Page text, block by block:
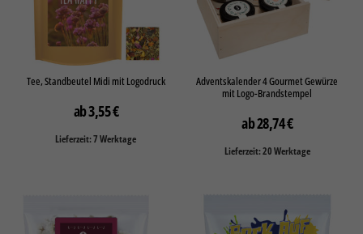
Tee, Standbeutel Midi mit Logodruck
3,55€
Lieferzeit: 7 Werktage
Adventskalender 4 Gourmet Gewürze
mit Logo-Brandstempel
28,74€
Lieferzeit: 20 Werktage